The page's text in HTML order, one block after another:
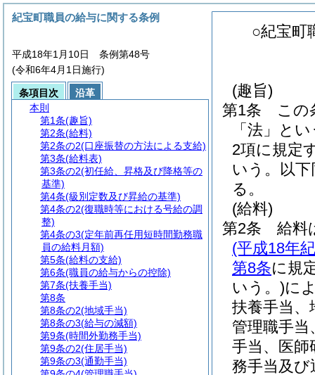
○紀宝町
(趣旨)
第1条
この
「法」と
2項に規定
いう。以下
る。
(給料)
第2条
給料
(平成18年
第8条に規
いう。)に
扶養手当、
管理職手当
手当、医師
務手当及
紀宝町職員の給与に関する条例
平成18年1月10日 条例第48号
(令和6年4月1日施行)
条項目次
沿革
本則
第1条(趣旨)
第2条(給料)
第2条の2(口座振替の方法による支給)
第3条(給料表)
第3条の2(初任給、昇格及び降格等の
基準)
第4条(級別定数及び昇給の基準)
第4条の2(復職時等における号給の調
整)
第4条の3(定年前再任用短時間勤務職
員の給料月額)
第5条(給料の支給)
第6条(職員の給与からの控除)
第7条(扶養手当)
第8条
第8条の2(地域手当)
第8条の3(給与の減額)
第9条(時間外勤務手当)
第9条の2(住居手当)
第9条の3(通勤手当)